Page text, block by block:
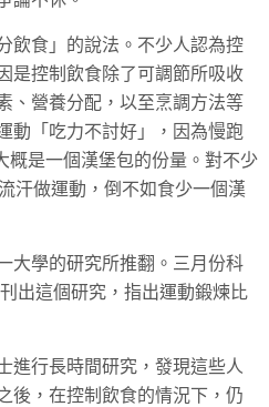
飲食」的說法。不少人認為控
是控制飲食除了可調節所吸收
、營養分配，以至烹調方法等
動「吃力不討好」，因為慢跑
概是一個漢堡包的份量。對不少
汗做運動，倒不如食少一個漢
大學的研究所推翻。三月份科
出這個研究，指出運動鍛煉比
進行長時間研究，發現這些人
後，在控制飲食的情況下，仍